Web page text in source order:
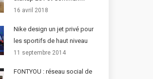
16 avril 2018
Nike design un jet privé pour
les sportifs de haut niveau
11 septembre 2014
FONTYOU : réseau social de